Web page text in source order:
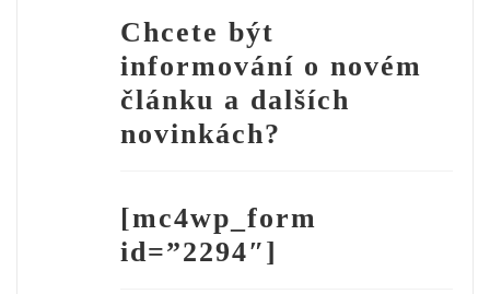
Chcete být
informování o novém
článku a dalších
novinkách?
[mc4wp_form
id=”2294″]